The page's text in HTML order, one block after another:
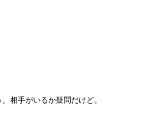
相手がいるか疑問だけど。